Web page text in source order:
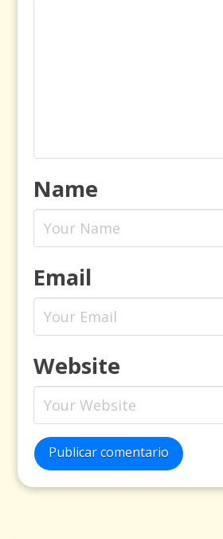
Name
Email
Website
Publicar comentario